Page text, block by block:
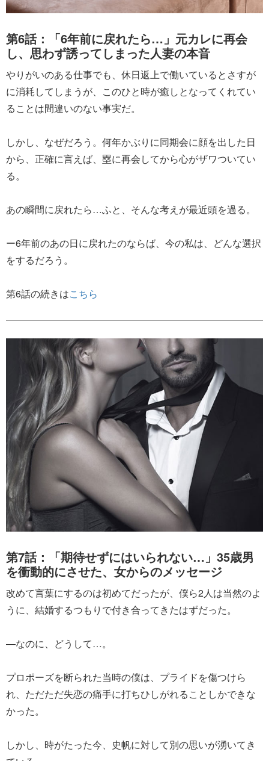
第6話：「6年前に戻れたら…」元カレに再会
し、思わず誘ってしまった人妻の本音
やりがいのある仕事でも、休日返上で働いているとさすが
に消耗してしまうが、このひと時が癒しとなってくれてい
ることは間違いのない事実だ。
しかし、なぜだろう。何年かぶりに同期会に顔を出した日
から、正確に言えば、塁に再会してから心がザワついてい
る。
あの瞬間に戻れたら…ふと、そんな考えが最近頭を過る。
ー6年前のあの日に戻れたのならば、今の私は、どんな選択
をするだろう。
第6話の続きはこちら
第7話：「期待せずにはいられない…」35歳男
を衝動的にさせた、女からのメッセージ
改めて言葉にするのは初めてだったが、僕ら2人は当然のよ
うに、結婚するつもりで付き合ってきたはずだった。
―なのに、どうして…。
プロポーズを断られた当時の僕は、プライドを傷つけら
れ、ただただ失恋の痛手に打ちひしがれることしかできな
かった。
しかし、時がたった今、史帆に対して別の思いが湧いてき